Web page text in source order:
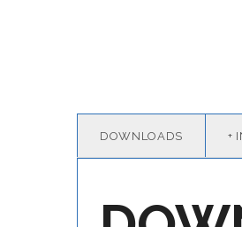
DOWNLOADS +